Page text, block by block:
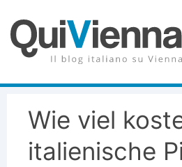
Wie viel
italienische